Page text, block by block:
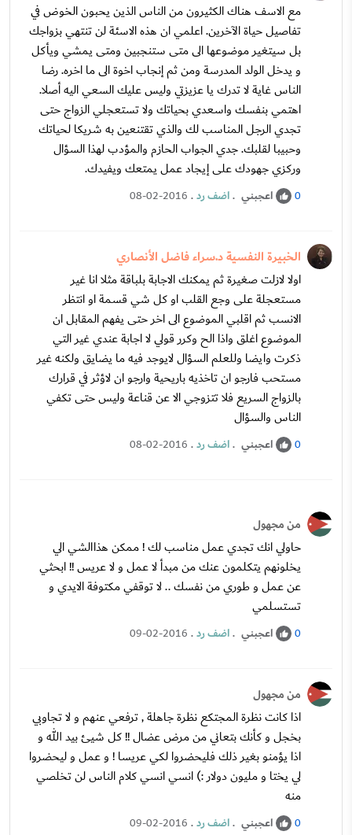
مع الاسف هناك الكثيرون من الناس الذين يحبون الخوض في
تفاصيل حياة الآخرين. اعلمي ان هذه الاسئة لن تنتهي بزواجك
بل سيتغير موضوعها الى متى ستنجبين ومتى يمشي ويأكل
و يدخل الولد المدرسة ومن ثم إنجاب اخوة الى ما اخره. رضا
الناس غاية لا تدرك يا عزيزتي وليس عليك السعي اليه أصلا.
اهتمي بنفسك واسعدي بحياتك ولا تستعجلي الزواج حتى
تجدي الرجل المناسب لك والذي تقتنعين به شريكا لحياتك
وحبيبا لقلبك. جدي الجواب الحازم والمؤدب لهذا السؤال
وركزي جهودك على إيجاد عمل يمتعك ويفيدك.
0 اعجبني .اضف رد.
08-02-2016
الخبيرة النفسية د.سراء فاضل الأنصاري
اولا لازلت صغيرة ثم يمكنك الاجابة بلباقة مثلا انا غير
مستعجلة على وجع القلب او كل شي قسمة او انتظر
الانسب ثم اقلبي الموضوع الى اخر حتى يفهم المقابل ان
الموضوع اغلق واذا الح وكرر قولي لا اجابة عندي غير التي
ذكرت وايضا وللعلم السؤال لايوجد فيه ما يضايق ولكنه غير
مستحب فارجو ان تاخذيه باريحية وارجو ان لاؤثر في قرارك
بالزواج السريع فلا تتزوجي الا عن قناعة وليس حتى تكفي
الناس والسؤال
0 اعجبني .اضف رد.
08-02-2016
من مجهول
حاولي انك تجدي عمل مناسب لك ! ممكن هذاالشي الي
يخلونهم يتكلمون عنك من مبدأ لا عمل و لا عريس !! ابحثي
عن عمل و طوري من نفسك .. لا توقفي مكتوفة الايدي و
تستسلمي
0 اعجبني .اضف رد.
09-02-2016
من مجهول
اذا كانت نظرة المجتكع نظرة جاهلة , ترفعي عنهم و لا تجاوبي
بخجل و كأنك بتعاني من مرض عضال !! كل شيئ بيد الله و
اذا يؤمنو بغير ذلك فليحضروا لكي عريسا ! و عمل و ليحضروا
لي يختا و مليون دولار :) انسي انسي كلام الناس لن تخلصي
منه
0 اعجبني .اضف رد.
09-02-2016